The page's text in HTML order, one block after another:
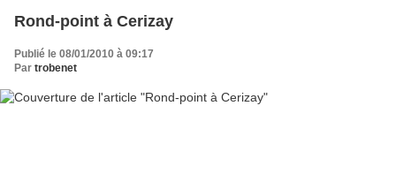
Rond-point à Cerizay
Publié le 08/01/2010 à 09:17
Par trobenet